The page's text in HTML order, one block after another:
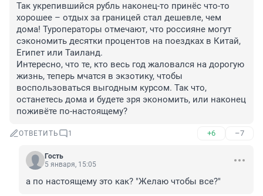
Так укрепившийся рубль наконец-то принёс что-то
хорошее – отдых за границей стал дешевле, чем
дома! Туроператоры отмечают, что россияне могут
сэкономить десятки процентов на поездках в Китай,
Египет или Таиланд.
Интересно, что те, кто весь год жаловался на дорогую
жизнь, теперь мчатся в экзотику, чтобы
воспользоваться выгодным курсом. Так что,
останетесь дома и будете зря экономить, или наконец
поживёте по-настоящему?
ОТВЕТИТЬ 1 +6 –7
Гость
5 января, 15:05
а по настоящему это как? "Желаю чтобы все?"